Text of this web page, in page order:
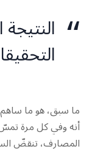
ما سبق، هو ما
أنه وفي كل مرة
المصارف، تنقضّ